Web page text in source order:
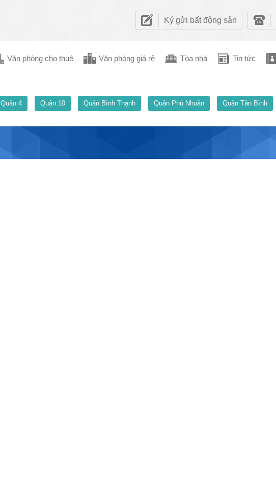
Ký gửi bất động sản
Văn phòng cho thuê Văn phòng giá rẻ Tòa nhà Tin tức
Quận 4 Quận 10 Quận Bình Thạnh Quận Phú Nhuận Quận Tân Bình